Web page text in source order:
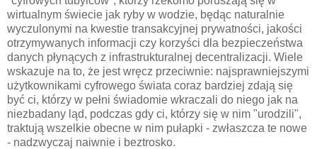
wirtualnym świecie jak ryby w wodzie, będąc naturalnie
wyczulonymi na kwestie transakcyjnej prywatności, jakości
otrzymywanych informacji czy korzyści dla bezpieczeństwa
danych płynących z infrastrukturalnej decentralizacji. Wiele
wskazuje na to, że jest wręcz przeciwnie: najsprawniejszymi
użytkownikami cyfrowego świata coraz bardziej zdają się
być ci, którzy w pełni świadomie wkraczali do niego jak na
niezbadany ląd, podczas gdy ci, którzy się w nim "urodzili",
traktują wszelkie obecne w nim pułapki - zwłaszcza te nowe
- nadzwyczaj naiwnie i beztrosko.